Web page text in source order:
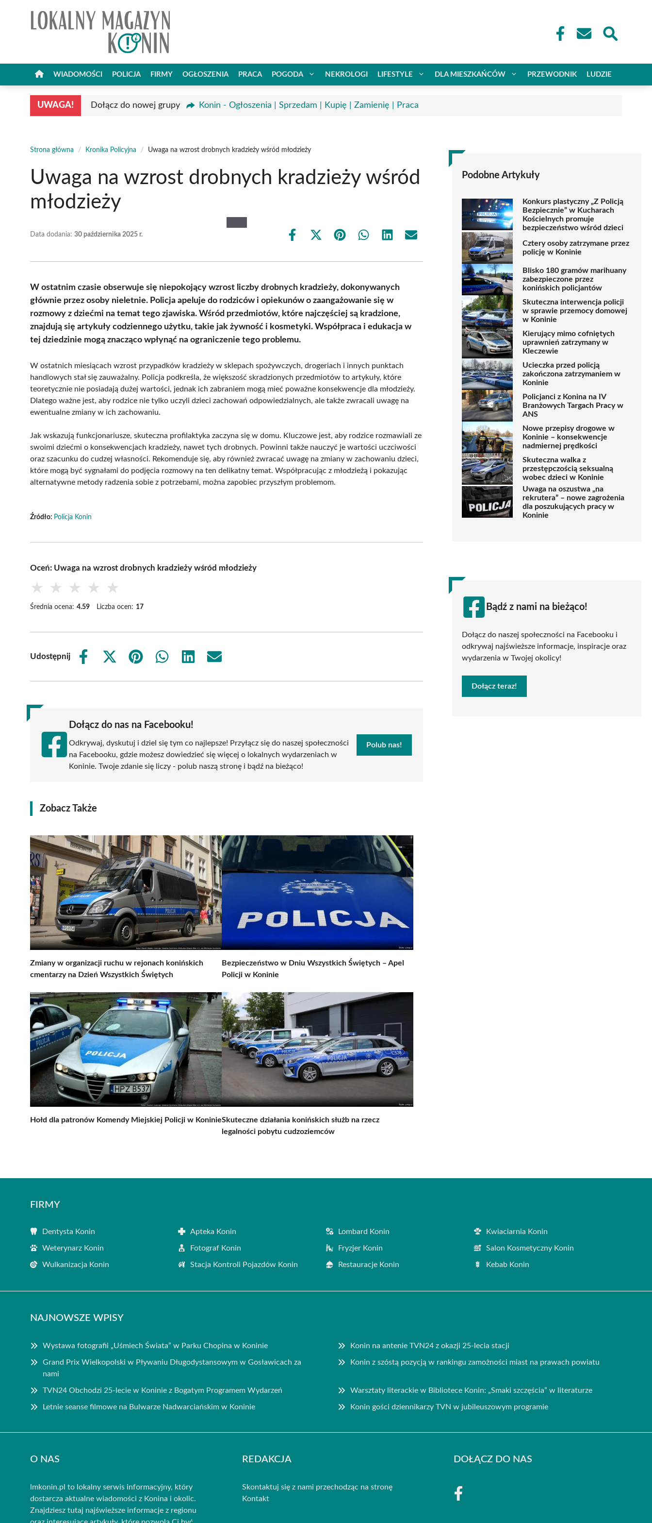
WIADOMOŚCI POLICJA FIRMY OGŁOSZENIA PRACA POGODA NEKROLOGI LIFESTYLE DLA MIESZKAŃCÓW PRZEWODNIK LUDZIE
UWAGA! Dołącz do nowej grupy Konin - Ogłoszenia | Sprzedam | Kupię | Zamienię | Praca
Strona główna / Kronika Policyjna / Uwaga na wzrost drobnych kradzieży wśród młodzieży
Uwaga na wzrost drobnych kradzieży wśród
młodzieży
Data dodania: 30 października 2025 r.
Share
Share
(Twitter)
Share Share Share Share
W ostatnim czasie obserwuje się niepokojący wzrost liczby drobnych kradzieży, dokonywanych
głównie przez osoby nieletnie. Policja apeluje do rodziców i opiekunów o zaangażowanie się w
rozmowy z dziećmi na temat tego zjawiska. Wśród przedmiotów, które najczęściej są kradzione,
znajdują się artykuły codziennego użytku, takie jak żywność i kosmetyki. Współpraca i edukacja w
tej dziedzinie mogą znacząco wpłynąć na ograniczenie tego problemu.
W ostatnich miesiącach wzrost przypadków kradzieży w sklepach spożywczych, drogeriach i innych punktach
handlowych stał się zauważalny. Policja podkreśla, że większość skradzionych przedmiotów to artykuły, które
teoretycznie nie posiadają dużej wartości, jednak ich zabraniem mogą mieć poważne konsekwencje dla młodzieży.
Dlatego ważne jest, aby rodzice nie tylko uczyli dzieci zachowań odpowiedzialnych, ale także zwracali uwagę na
ewentualne zmiany w ich zachowaniu.
Jak wskazują funkcjonariusze, skuteczna profilaktyka zaczyna się w domu. Kluczowe jest, aby rodzice rozmawiali ze
swoimi dziećmi o konsekwencjach kradzieży, nawet tych drobnych. Powinni także nauczyć je wartości uczciwości
oraz szacunku do cudzej własności. Rekomenduje się, aby również zwracać uwagę na zmiany w zachowaniu dzieci,
które mogą być sygnałami do podjęcia rozmowy na ten delikatny temat. Współpracując z młodzieżą i pokazując
alternatywne metody radzenia sobie z potrzebami, można zapobiec przyszłym problemom.
Źródło: Policja Konin
Oceń: Uwaga na wzrost drobnych kradzieży wśród młodzieży
★ ★ ★ ★ ★
Średnia ocena: 4.59 Liczba ocen: 17
Udostępnij
Share
Share
(Twitter)
Share
Share
Share
Share
Dołącz do nas na Facebooku!
Odkrywaj, dyskutuj i dziel się tym co najlepsze! Przyłącz się do naszej społeczności
na Facebooku, gdzie możesz dowiedzieć się więcej o lokalnych wydarzeniach w
Koninie. Twoje zdanie się liczy - polub naszą stronę i bądź na bieżąco!
Polub nas!
Zobacz Także
Zmiany w organizacji ruchu w rejonach konińskich
cmentarzy na Dzień Wszystkich Świętych
Bezpieczeństwo w Dniu Wszystkich Świętych – Apel
Policji w Koninie
Hołd dla patronów Komendy Miejskiej Policji w KoninieSkuteczne działania konińskich służb na rzecz
legalności pobytu cudzoziemców
Podobne Artykuły
Konkurs plastyczny „Z Policją
Bezpiecznie” w Kucharach
Kościelnych promuje
bezpieczeństwo wśród dzieci
Cztery osoby zatrzymane przez
policję w Koninie
Blisko 180 gramów marihuany
zabezpieczone przez
konińskich policjantów
Skuteczna interwencja policji
w sprawie przemocy domowej
w Koninie
Kierujący mimo cofniętych
uprawnień zatrzymany w
Kleczewie
Ucieczka przed policją
zakończona zatrzymaniem w
Koninie
Policjanci z Konina na IV
Branżowych Targach Pracy w
ANS
Nowe przepisy drogowe w
Koninie – konsekwencje
nadmiernej prędkości
Skuteczna walka z
przestępczością seksualną
wobec dzieci w Koninie
Uwaga na oszustwa „na
rekrutera” – nowe zagrożenia
dla poszukujących pracy w
Koninie
Bądź z nami na bieżąco!
Dołącz do naszej społeczności na Facebooku i
odkrywaj najświeższe informacje, inspiracje oraz
wydarzenia w Twojej okolicy!
Dołącz teraz!
FIRMY
Dentysta Konin Apteka Konin Lombard Konin Kwiaciarnia Konin
Weterynarz Konin Fotograf Konin Fryzjer Konin Salon Kosmetyczny Konin
Wulkanizacja Konin Stacja Kontroli Pojazdów Konin Restauracje Konin Kebab Konin
NAJNOWSZE WPISY
Wystawa fotografii „Uśmiech Świata” w Parku Chopina w Koninie Konin na antenie TVN24 z okazji 25-lecia stacji
Grand Prix Wielkopolski w Pływaniu Długodystansowym w Gosławicach za
nami
Konin z szóstą pozycją w rankingu zamożności miast na prawach powiatu
TVN24 Obchodzi 25-lecie w Koninie z Bogatym Programem Wydarzeń Warsztaty literackie w Bibliotece Konin: „Smaki szczęścia” w literaturze
Letnie seanse filmowe na Bulwarze Nadwarciańskim w Koninie Konin gości dziennikarzy TVN w jubileuszowym programie
O NAS
lmkonin.pl to lokalny serwis informacyjny, który
dostarcza aktualne wiadomości z Konina i okolic.
Znajdziesz tutaj najświeższe informacje z regionu
REDAKCJA
Skontaktuj się z nami przechodząc na stronę
Kontakt
DOŁĄCZ DO NAS